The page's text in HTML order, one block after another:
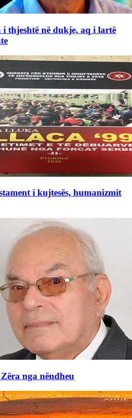
thjeshtë në dukje, aq i lartë
i kujtesës, humanizmit
nga nëndheu